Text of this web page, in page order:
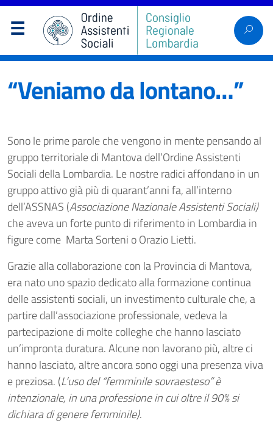
“Veniamo da lontano…”
Sono le prime parole che vengono in mente pensando al
gruppo territoriale di Mantova dell’Ordine Assistenti
Sociali della Lombardia. Le nostre radici affondano in un
gruppo attivo già più di quarant’anni fa, all’interno
dell’ASSNAS (Associazione Nazionale Assistenti Sociali)
che aveva un forte punto di riferimento in Lombardia in
figure come Marta Sorteni o Orazio Lietti.
Grazie alla collaborazione con la Provincia di Mantova,
era nato uno spazio dedicato alla formazione continua
delle assistenti sociali, un investimento culturale che, a
partire dall’associazione professionale, vedeva la
partecipazione di molte colleghe che hanno lasciato
un’impronta duratura. Alcune non lavorano più, altre ci
hanno lasciato, altre ancora sono oggi una presenza viva
e preziosa. (L’uso del “femminile sovraesteso” è
intenzionale, in una professione in cui oltre il 90% si
dichiara di genere femminile).